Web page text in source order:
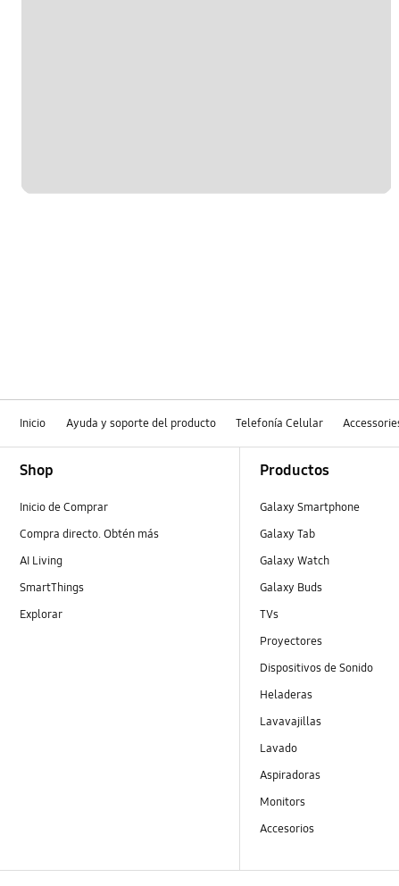
Inicio Ayuda y soporte del producto Telefonía Celular
Shop
Inicio de Comprar
Compra directo. Obtén más
AI Living
SmartThings
Explorar
Productos
Galaxy Smartphone
Galaxy Tab
Galaxy Watch
Galaxy Buds
TVs
Proyectores
Dispositivos de Sonido
Heladeras
Lavavajillas
Lavado
Aspiradoras
Monitors
Accesorios